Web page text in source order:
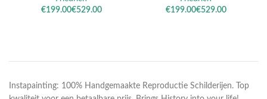
€
€
€
€
Instapainting: 100% Handgemaakte Reproductie Schilderijen. Top